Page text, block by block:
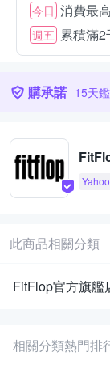
今日 消費最高
週五 累積滿2千
購承諾 15天
此商品相關分類
FitFlop官方旗艦
相關分類熱門排